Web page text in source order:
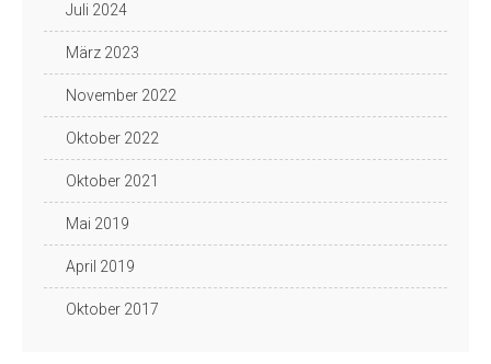
Juli 2024
März 2023
November 2022
Oktober 2022
Oktober 2021
Mai 2019
April 2019
Oktober 2017